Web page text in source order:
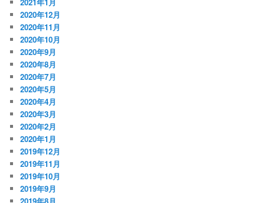
2020年12月
2020年11月
2020年10月
2020年9月
2020年8月
2020年7月
2020年5月
2020年4月
2020年3月
2020年2月
2020年1月
2019年12月
2019年11月
2019年10月
2019年9月